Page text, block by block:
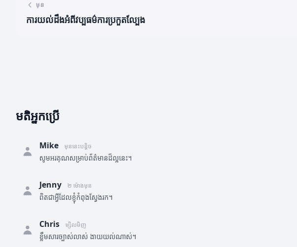
មុន
ការយល់ដឹងអំពីវប្បធម៌ការប្រកួតល្បែង
មតិអ្នកប្រើ
Mike មុននេះបន្តិច
សូមអរគុណសម្រាប់ព័ត៌មានដ៏ល្អនេះ។
Jenny ២ ម៉ោងមុន
ពិតជាអ្វីដែលខ្ញុំកំពុងស្វែងរក។
Chris ម្សិលមិញ
ខ្លឹមសារច្បាស់លាស់ ងាយយល់ណាស់។